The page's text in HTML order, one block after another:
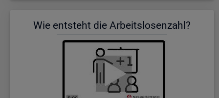
Wie ent­steht die Ar­beits­lo­sen­zahl?